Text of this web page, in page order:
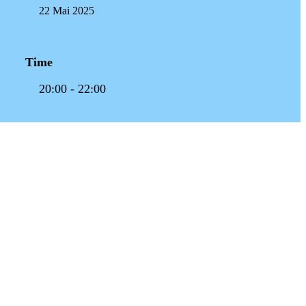
22 Mai 2025
Time
20:00 - 22:00